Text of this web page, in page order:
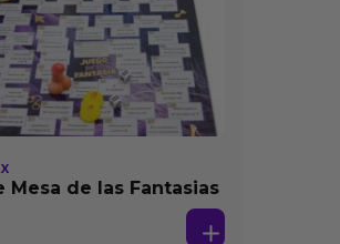
Mesa de las Fantasias